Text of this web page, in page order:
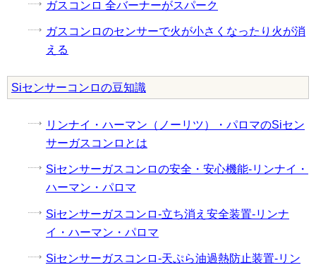
ガスコンロ 全バーナーがスパーク
ガスコンロのセンサーで火が小さくなったり火が消
える
Siセンサーコンロの豆知識
リンナイ・ハーマン（ノーリツ）・パロマのSiセン
サーガスコンロとは
Siセンサーガスコンロの安全・安心機能-リンナイ・
ハーマン・パロマ
Siセンサーガスコンロ-立ち消え安全装置-リンナ
イ・ハーマン・パロマ
Siセンサーガスコンロ-天ぷら油過熱防止装置-リン